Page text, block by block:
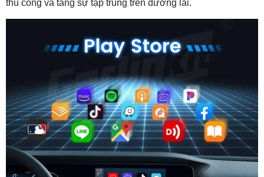
thủ công và tăng sự tập trung trên đường lái.